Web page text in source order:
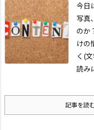
今日
写真
のか
けの
く(
読み
記事を読